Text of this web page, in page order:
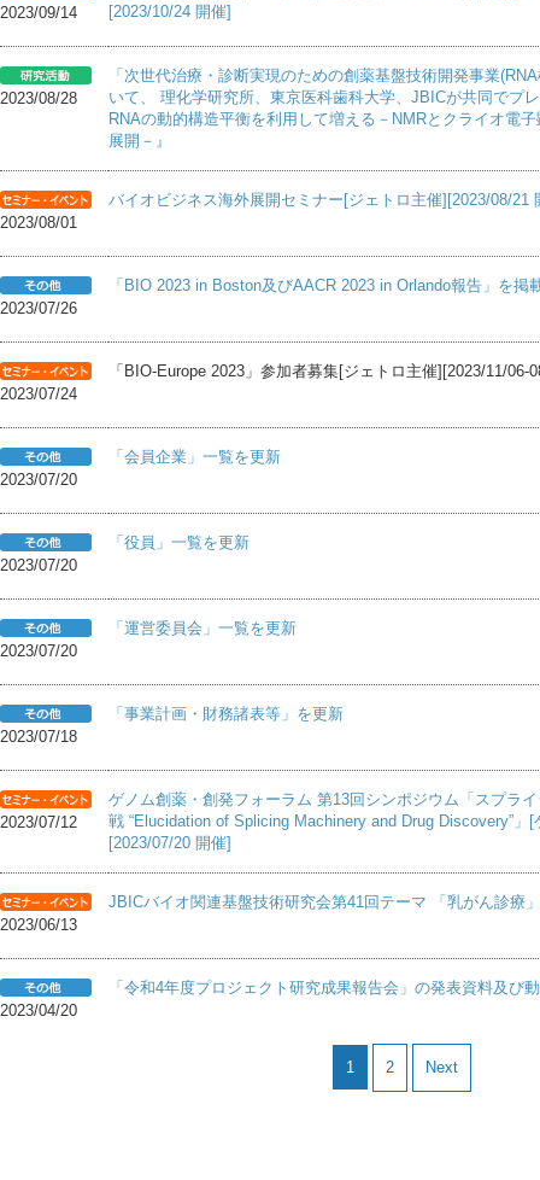
2023/09/14
[2023/10/24 開催]
2023/08/28
「次世代治療・診断実現のための創薬基盤技術開発事業
いて、 理化学研究所、東京医科歯科大学、JBICが共同でプ
RNAの動的構造平衡を利用して増える－NMRとクライオ電
展開－』
2023/08/01
バイオビジネス海外展開セミナー[ジェトロ主催][2023/08/21
2023/07/26
「BIO 2023 in Boston及びAACR 2023 in Orlando報告」を掲
2023/07/24
「BIO-Europe 2023」参加者募集[ジェトロ主催][2023/11/06-
2023/07/20
「会員企業」一覧を更新
2023/07/20
「役員」一覧を更新
2023/07/20
「運営委員会」一覧を更新
2023/07/18
「事業計画・財務諸表等」を更新
2023/07/12
ゲノム創薬・創発フォーラム 第13回シンポジウム「スプラ
戦 “Elucidation of Splicing Machinery and Drug Discovery”」
[2023/07/20 開催]
2023/06/13
JBICバイオ関連基盤技術研究会第41回テーマ 「乳がん診療
2023/04/20
「令和4年度プロジェクト研究成果報告会」の発表資料及び
1 2 Next